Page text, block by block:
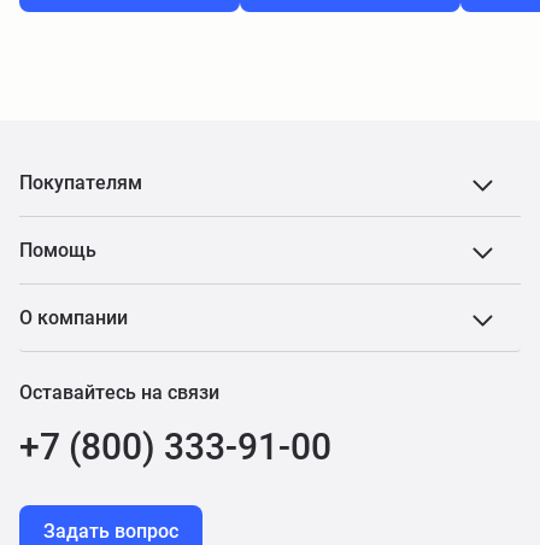
Покупателям
Помощь
О компании
Оставайтесь на связи
+7 (800) 333-91-00
Задать вопрос